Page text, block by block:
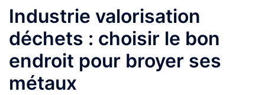
Industrie valorisation
déchets : choisir le bon
endroit pour broyer ses
métaux